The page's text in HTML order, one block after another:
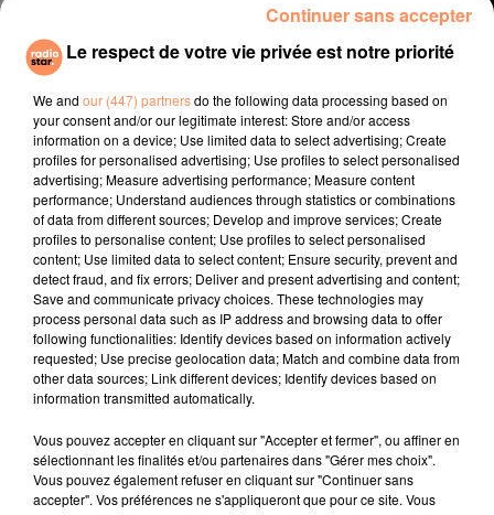
fil actus
4 juillet 2022
Radio Star Live avec Dadju
27 juin 2022
relation extras et...
27 juin 2022
Le respect de votre vie privée est notre priorité
We and our (447) partnersdo the following data processing based on
your consent and/or our legitimate interest: Store and/or access
information on a device; Use limited data to select advertising; Create
profiles for personalised advertising; Use profiles to select personalised
advertising; Measure advertising performance; Measure content
performance; Understand audiences through statistics or combinations
of data from different sources; Develop and improve services; Create
profiles to personalise content; Use profiles to select personalised
content; Use limited data to select content; Ensure security, prevent and
detect fraud, and fix errors; Deliver and present advertising and content;
Save and communicate privacy choices. These technologies may
process personal data such as IP address and browsing data to offer
following functionalities: Identify devices based on information actively
requested; Use precise geolocation data; Match and combine data from
other data sources; Link different devices; Identify devices based on
information transmitted automatically.
Vous pouvez accepter en cliquant sur "Accepter et fermer", ou affiner en
sélectionnant les finalités et/ou partenaires dans "Gérer mes choix".
Vous pouvez également refuser en cliquant sur "Continuer sans
accepter". Vos préférences ne s'appliqueront que pour ce site. Vous
Continuer sans accepter